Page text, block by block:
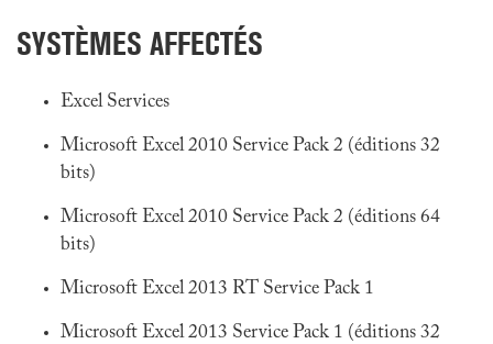
SYSTÈMES AFFECTÉS
Excel Services
Microsoft Excel 2010 Service Pack 2 (éditions 32
bits)
Microsoft Excel 2010 Service Pack 2 (éditions 64
bits)
Microsoft Excel 2013 RT Service Pack 1
Microsoft Excel 2013 Service Pack 1 (éditions 32